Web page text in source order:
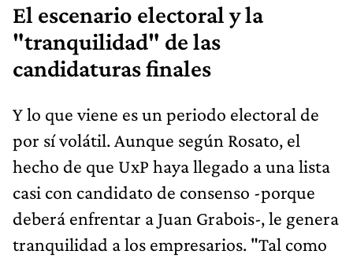
El escenario electoral y la
"tranquilidad" de las
candidaturas finales
Y lo que viene es un periodo electoral de
por sí volátil. Aunque según Rosato, el
hecho de que UxP haya llegado a una lista
casi con candidato de consenso -porque
deberá enfrentar a Juan Grabois-, le genera
tranquilidad a los empresarios. "Tal como